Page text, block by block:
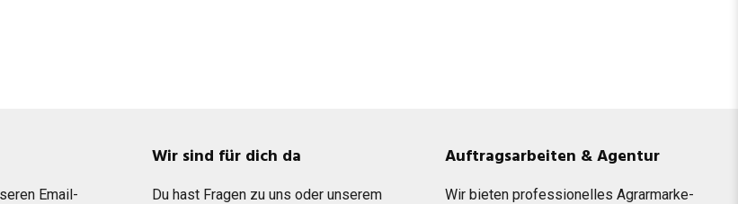
Email-
Wir sind für dich da
Du hast Fra­gen zu uns oder unse­rem
Auftragsarbeiten & Agentur
Wir bie­ten pro­fes­sio­nel­les Agrar­mar­ke­